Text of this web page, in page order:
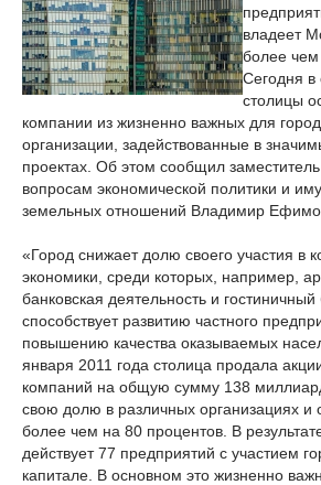
владеет
более чем
Сегодня в
столицы
компании из жизненно важных для
организации, задействованные в
проектах. Об этом сообщил
вопросам экономической политики и
земельных отношений Владимир
«Город снижает долю своего участия в
экономики, среди которых, например,
банковская деятельность и
способствует развитию частного
повышению качества оказываемых
января 2011 года столица продала
компаний на общую сумму 138
свою долю в различных организациях и
более чем на 80 процентов. В
действует 77 предприятий с участием
капитале. В основном это жизненно